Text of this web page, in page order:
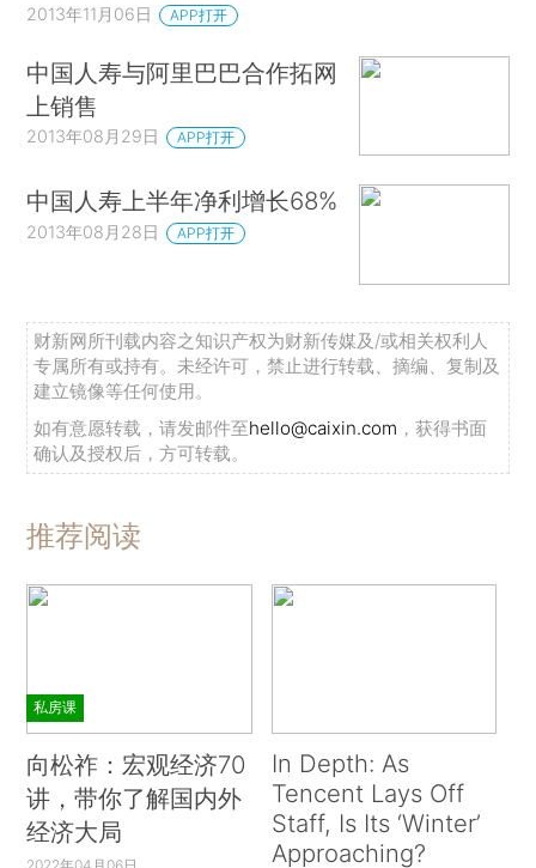
2013年11月06日 APP打开
中国人寿与阿里巴巴合作拓网
上销售
2013年08月29日 APP打开
中国人寿上半年净利增长68%
2013年08月28日 APP打开
财新网所刊载内容之知识产权为财新传媒及/或相关权利人
专属所有或持有。未经许可，禁止进行转载、摘编、复制及
建立镜像等任何使用。
如有意愿转载，请发邮件至hello@caixin.com ，获得书面
确认及授权后，方可转载。
推荐阅读
私房课
向松祚：宏观经济70
讲，带你了解国内外
经济大局
In Depth: As
Tencent Lays Off
Staff, Is Its ‘Winter’
Approaching?